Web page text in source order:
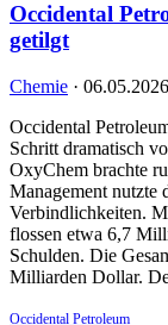
Occidental
getilgt
Chemie ·
Occidental
Schritt dramatisch
OxyChem brachte
Management nutzte
Verbindlichkeiten.
flossen etwa 6,7
Schulden. Die
Milliarden Dollar.
Occidental Petroleum